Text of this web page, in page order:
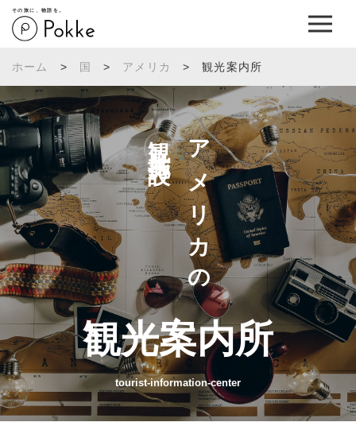
その旅に、物語を。
ホーム > 国 > アメリカ > 観光案内所
アメリカの
観光施設へ
観光案内所
tourist-information-center